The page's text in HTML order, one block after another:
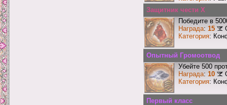
Защитник чести X
Победите в
Награда: 15
Категория:
Опытный Громоотвод
Убейте 500
Награда: 10
Категория:
Первый класс